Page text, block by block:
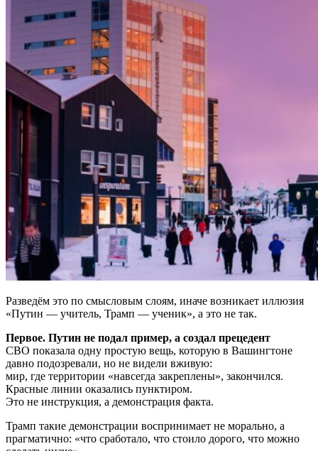
Разведём это по смысловым слоям, иначе возникает иллюзия
«Путин — учитель, Трамп — ученик», а это не так.
Первое. Путин не подал пример, а создал прецедент
СВО показала одну простую вещь, которую в Вашингтоне
давно подозревали, но не видели вживую:
мир, где территории «навсегда закреплены», закончился.
Красные линии оказались пунктиром.
Это не инструкция, а демонстрация факта.
Трамп такие демонстрации воспринимает не морально, а
прагматично: «что сработало, что стоило дорого, что можно